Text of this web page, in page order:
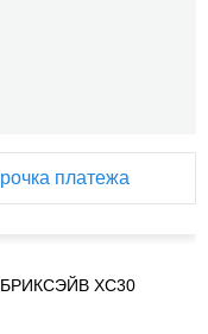
платежа
БРИКСЭЙВ ХС30